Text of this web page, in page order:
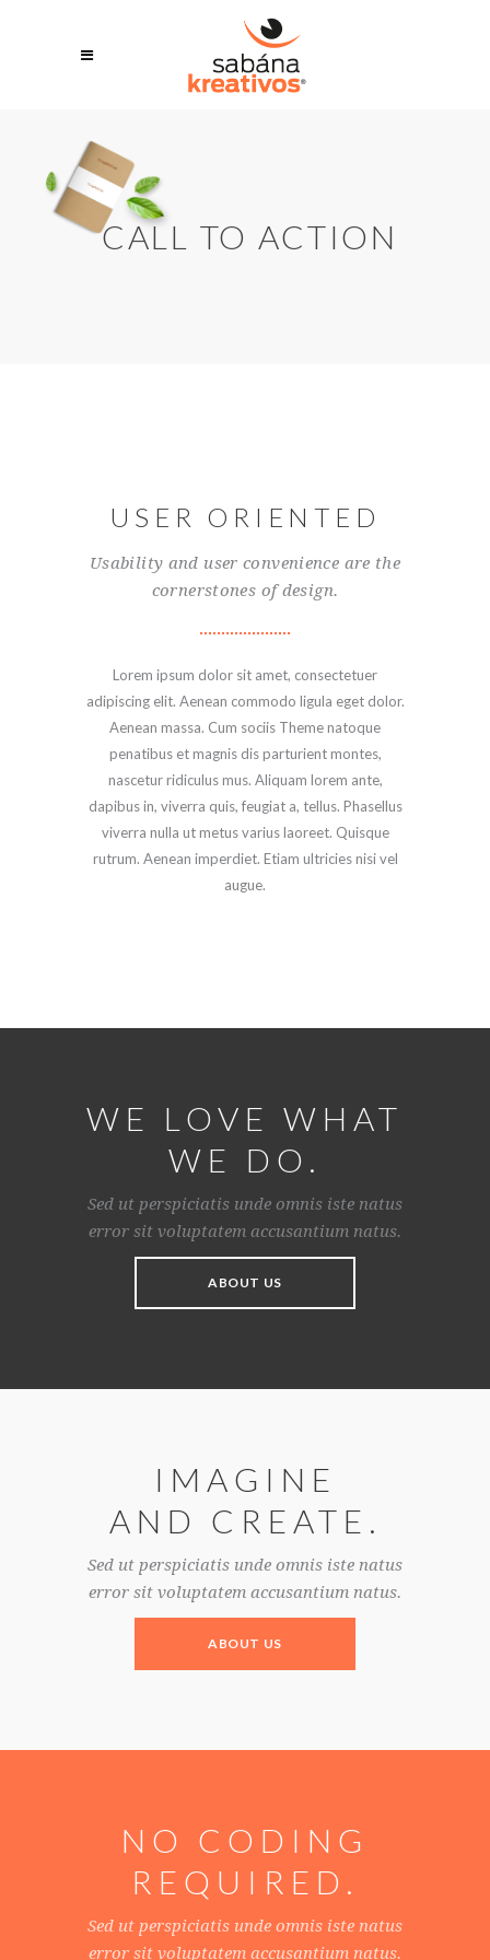
CALL TO ACTION
USER ORIENTED
Usability and user convenience are the
cornerstones of design.
Lorem ipsum dolor sit amet, consectetuer
adipiscing elit. Aenean commodo ligula eget dolor.
Aenean massa. Cum sociis Theme natoque
penatibus et magnis dis parturient montes,
nascetur ridiculus mus. Aliquam lorem ante,
dapibus in, viverra quis, feugiat a, tellus. Phasellus
viverra nulla ut metus varius laoreet. Quisque
rutrum. Aenean imperdiet. Etiam ultricies nisi vel
augue.
WE LOVE WHAT
WE DO.
Sed ut perspiciatis unde omnis iste natus
error sit voluptatem accusantium natus.
ABOUT US
IMAGINE
AND CREATE.
Sed ut perspiciatis unde omnis iste natus
error sit voluptatem accusantium natus.
ABOUT US
NO CODING
REQUIRED.
Sed ut perspiciatis unde omnis iste natus
error sit voluptatem accusantium natus.